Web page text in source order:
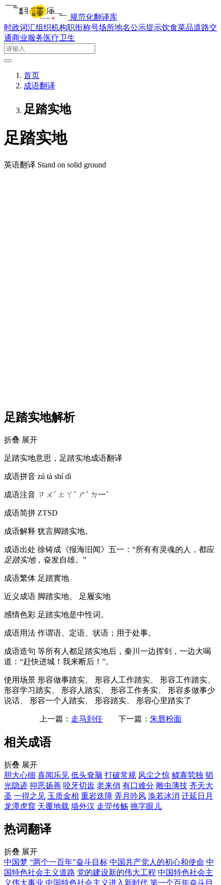
规范化翻译库
时政词汇组织机构职衔称号场所地名公示提示饮食菜品道路交
通商业服务医疗卫生
首页
成语翻译
足踏实地
足踏实地
英语翻译 Stand on solid ground
足踏实地解析
折叠 展开
足踏实地意思，足踏实地成语翻译
成语拼音 zú tà shí dì
成语注音 ㄗㄨˊ ㄊㄚˋ ㄕˊ ㄉ一ˋ
成语简拼 ZTSD
成语解释 犹言脚踏实地。
成语出处 徐铸成《报海旧闻》五一：“所有有灵魂的人，都应
足踏实地，奋发自雄。”
成语繁体 足踏實地
近义成语 脚踏实地、 足履实地
感情色彩 足踏实地是中性词。
成语用法 作谓语、定语、状语；用于处事。
成语造句 等所有人都足踏实地后，秦川一边挥剑，一边大喝
道：“赶快进城！我来断后！”。
使用场景 形容做事踏实、 形容人工作踏实、 形容工作踏实、
形容学习踏实、 形容人踏实、 形容工作务实、 形容多做事少
说话、 形容一个人踏实、 形容踏实、 形容心里踏实了
上一篇： 走马到任 下一篇： 朱唇粉面
相关成语
折叠 展开
胆大心细 喜闻乐见 低头耷脑 打破常规 风尘之惊 鳏寡茕独 韬
光隐迹 抑恶扬善 咬牙切齿 老来俏 有口难分 雕虫薄技 齐天大
圣 一得之见 玉质金相 重岩迭障 弄月吟风 涣若冰消 迁延日月
龙潭虎窟 天覆地载 墙外汉 走斝传觞 挑字眼儿
热词翻译
折叠 展开
中国梦 “两个一百年”奋斗目标 中国共产党人的初心和使命 中
国特色社会主义道路 党的建设新的伟大工程 中国特色社会主
义伟大事业 中国特色社会主义进入新时代 第一个百年奋斗目